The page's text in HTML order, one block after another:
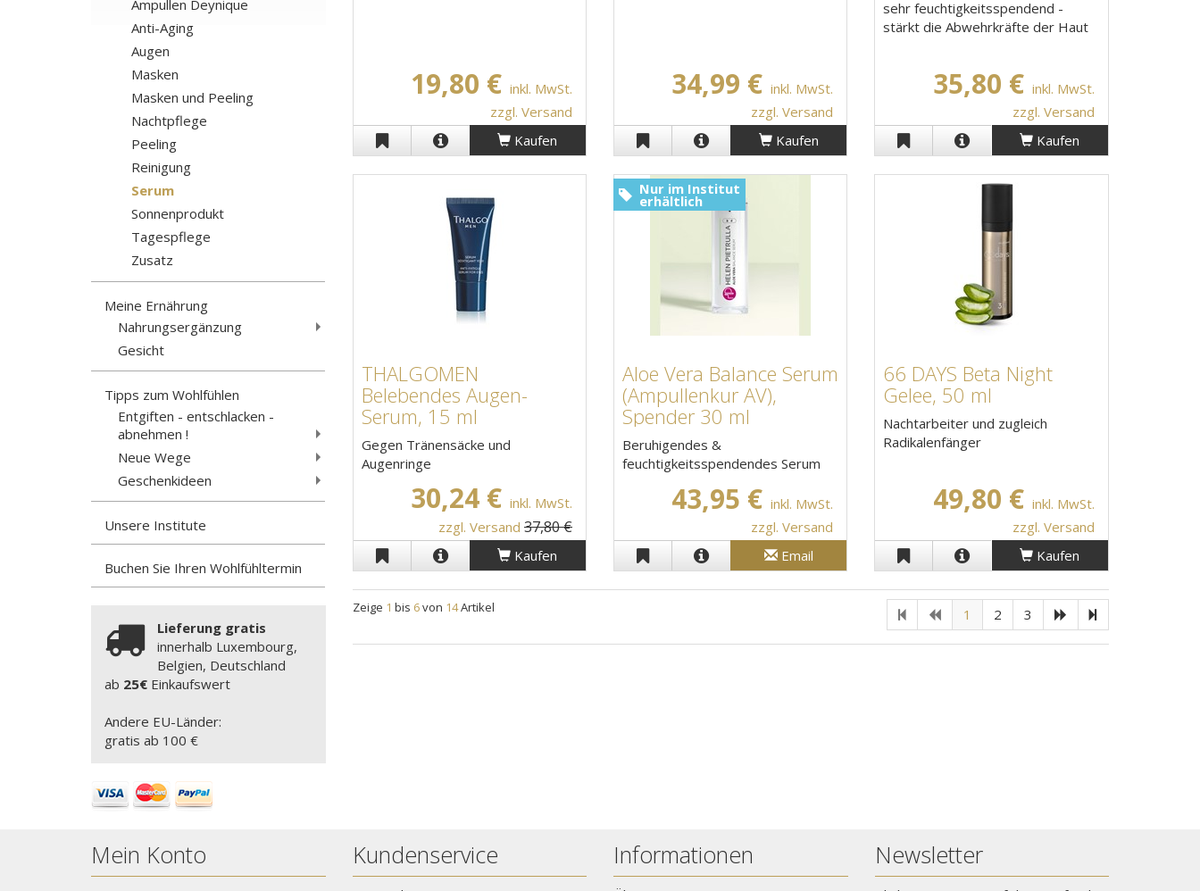
Ampullen Deynique
Anti-Aging
Augen
Masken
Masken und Peeling
Nachtpflege
Peeling
Reinigung
Serum
Sonnenprodukt
Tagespflege
Zusatz
Meine Ernährung
Nahrungsergänzung
Gesicht
Tipps zum Wohlfühlen
Entgiften - entschlacken -
abnehmen !
Neue Wege
Geschenkideen
Unsere Institute
Buchen Sie Ihren Wohlfühltermin
Lieferung gratis
innerhalb Luxembourg,
Belgien, Deutschland
ab 25€ Einkaufswert
Andere EU-Länder:
gratis ab 100 €
19,80 € inkl. MwSt.
zzgl. Versand
Kaufen
34,99 € inkl. MwSt.
zzgl. Versand
Kaufen
sehr feuchtigkeitsspendend -
stärkt die Abwehrkräfte der Haut
35,80 € inkl. MwSt.
zzgl. Versand
Kaufen
THALGOMEN
Belebendes Augen-
Serum, 15 ml
Gegen Tränensäcke und
Augenringe
30,24 € inkl. MwSt.
zzgl. Versand 37,80 €
Kaufen
Aloe Vera Balance Serum
(Ampullenkur AV),
Spender 30 ml
Beruhigendes &
feuchtigkeitsspendendes Serum
43,95 € inkl. MwSt.
zzgl. Versand
Email
Nur im Institut
erhältlich
66 DAYS Beta Night
Gelee, 50 ml
Nachtarbeiter und zugleich
Radikalenfänger
49,80 € inkl. MwSt.
zzgl. Versand
Kaufen
Zeige 1 bis 6von 14Artikel 1 2 3
Mein Konto Kundenservice Informationen Newsletter